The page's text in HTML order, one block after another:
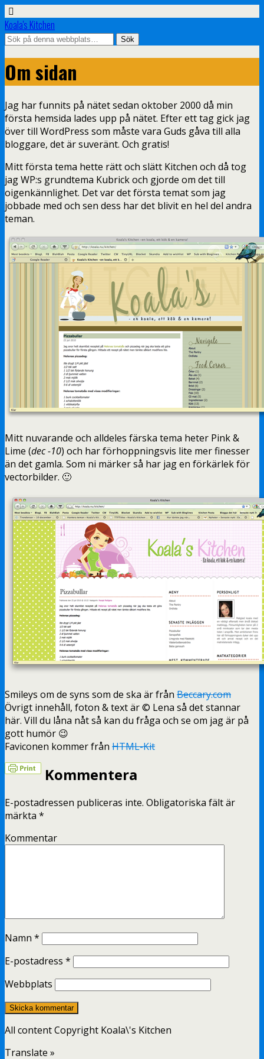
Koala's Kitchen
Om sidan
Jag har funnits på nätet sedan oktober 2000 då min
första hemsida lades upp på nätet. Efter ett tag gick jag
över till WordPress som måste vara Guds gåva till alla
bloggare, det är suveränt. Och gratis!
Mitt första tema hette rätt och slätt Kitchen och då tog
jag WP:s grundtema Kubrick och gjorde om det till
oigenkännlighet. Det var det första temat som jag
jobbade med och sen dess har det blivit en hel del andra
teman.
Mitt nuvarande och alldeles färska tema heter Pink &
Lime (dec -10) och har förhoppningsvis lite mer finesser
än det gamla. Som ni märker så har jag en förkärlek för
vectorbilder. 🙂
Smileys om de syns som de ska är från Beccary.com
Övrigt innehåll, foton & text är © Lena så det stannar
här. Vill du låna nåt så kan du fråga och se om jag är på
gott humör 😉
Faviconen kommer från HTML-Kit
Kommentera
E-postadressen publiceras inte. Obligatoriska fält är
märkta *
Kommentar
Namn *
E-postadress *
Webbplats
All content Copyright Koala\'s Kitchen
Translate »